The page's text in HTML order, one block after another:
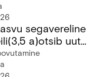
a)otsib uut kodu
segavereline
a)otsib uut